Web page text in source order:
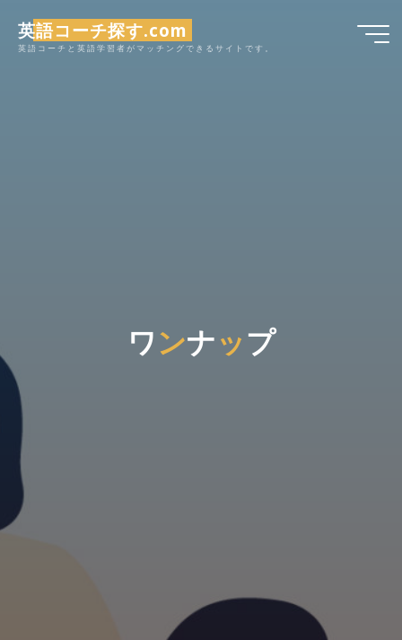
英語コーチ探す.com
英語コーチと英語学習者がマッチングできるサイトです。
ワンナップ